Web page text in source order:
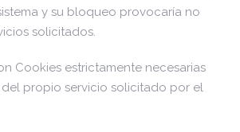
y su bloqueo provocaría no
solicitados.
Cookies estrictamente necesarias
propio servicio solicitado por el